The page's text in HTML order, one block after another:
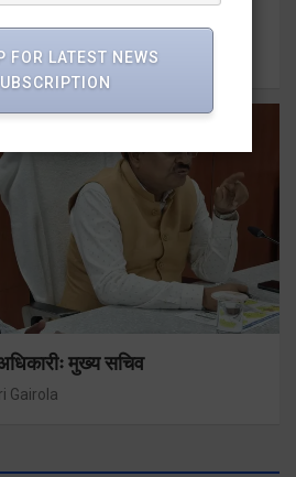
ने की शिष्टाचार भेंट
Gairola
मुख्य सचिव
Gairola
FOR LATEST NEWS